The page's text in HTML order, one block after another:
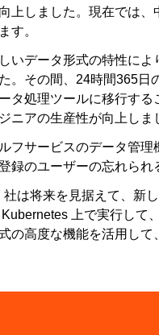
上しました。現在では
す。
いデータ形式の特性に
。その間、24時間365日
タ処理ツールに移行す
ニアの生産性が向上しま
フサービスのデータ管
録のユーザーの忘れられ
社は将来を見据えて、新
Kubernetes 上で実行して
の高度な機能を活用して